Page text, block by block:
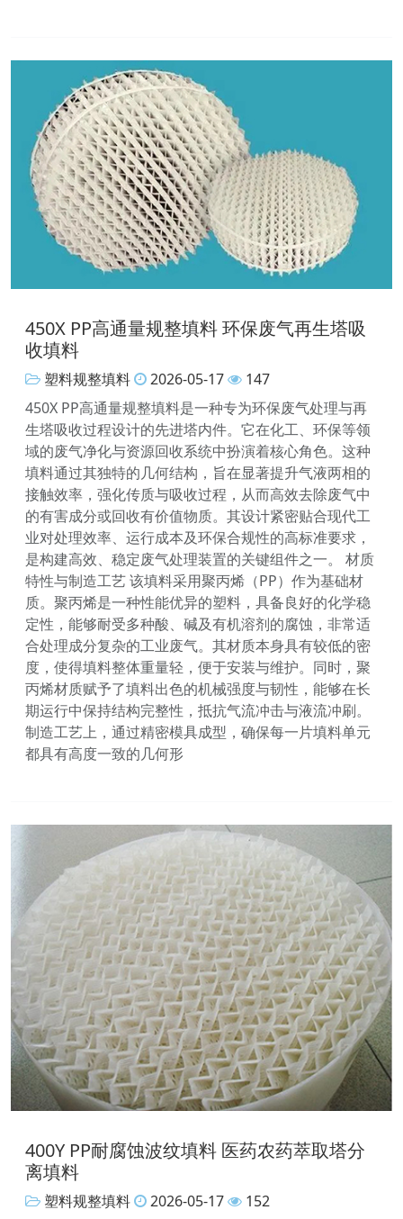
450X PP高通量规整填料 环保废气再生塔吸
收填料
塑料规整填料 2026-05-17
147
450X PP高通量规整填料是一种专为环保废气处理与再
生塔吸收过程设计的先进塔内件。它在化工、环保等领
域的废气净化与资源回收系统中扮演着核心角色。这种
填料通过其独特的几何结构，旨在显著提升气液两相的
接触效率，强化传质与吸收过程，从而高效去除废气中
的有害成分或回收有价值物质。其设计紧密贴合现代工
业对处理效率、运行成本及环保合规性的高标准要求，
是构建高效、稳定废气处理装置的关键组件之一。 材质
特性与制造工艺 该填料采用聚丙烯（PP）作为基础材
质。聚丙烯是一种性能优异的塑料，具备良好的化学稳
定性，能够耐受多种酸、碱及有机溶剂的腐蚀，非常适
合处理成分复杂的工业废气。其材质本身具有较低的密
度，使得填料整体重量轻，便于安装与维护。同时，聚
丙烯材质赋予了填料出色的机械强度与韧性，能够在长
期运行中保持结构完整性，抵抗气流冲击与液流冲刷。
制造工艺上，通过精密模具成型，确保每一片填料单元
都具有高度一致的几何形
400Y PP耐腐蚀波纹填料 医药农药萃取塔分
离填料
塑料规整填料 2026-05-17
152